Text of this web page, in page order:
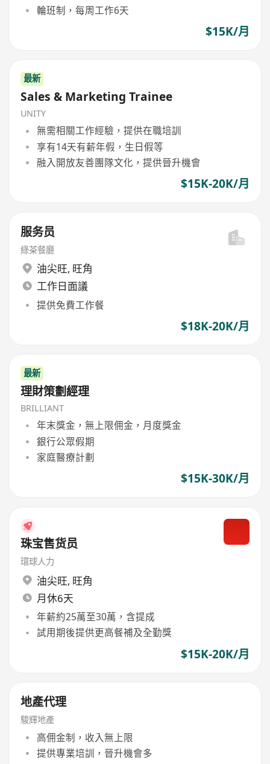
輪班制，每周工作6天
$15K/月
最新
Sales & Marketing Trainee
UNITY
無需相關工作經驗，提供在職培訓
享有14天有薪年假，生日假等
融入開放友善團隊文化，提供晉升機會
$15K-20K/月
服务员
綠茶餐廳
油尖旺, 旺角
工作日面議
提供免費工作餐
$18K-20K/月
最新
理財策劃經理
BRILLIANT
年末獎金，無上限佣金，月度獎金
銀行公眾假期
家庭醫療計劃
$15K-30K/月
珠宝售货员
環球人力
油尖旺, 旺角
月休6天
年薪約25萬至30萬，含提成
試用期後提供更高餐補及全勤獎
$15K-20K/月
地產代理
駿輝地產
高佣金制，收入無上限
提供專業培訓，晉升機會多